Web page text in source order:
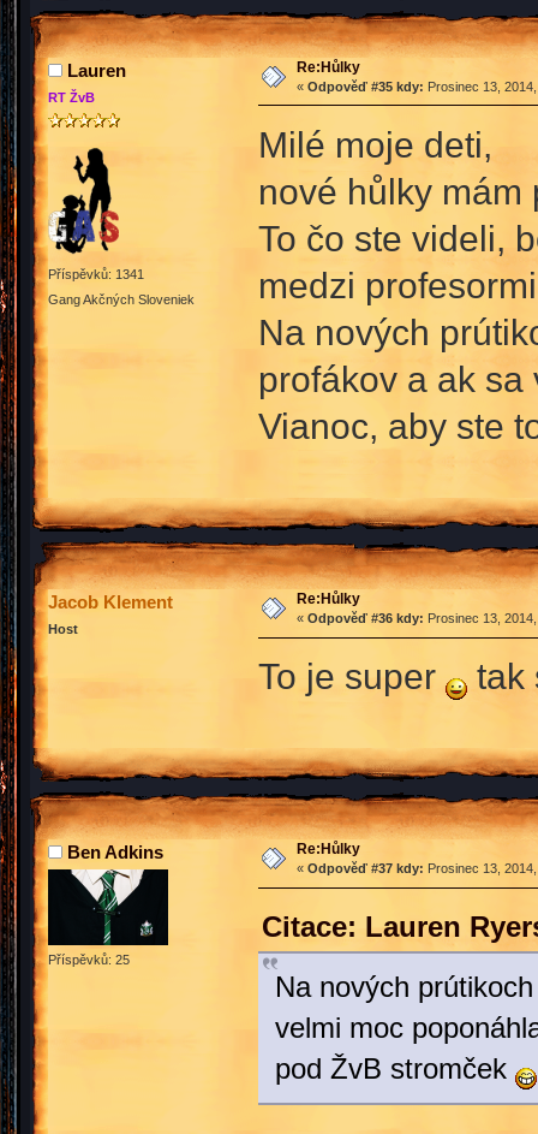
Lauren
RT ŽvB
Příspěvků: 1341
Gang Akčných Sloveniek
Re:Hůlky
« Odpověď #35 kdy: Prosinec 13,
Milé moje deti,
nové hůlky
To čo ste videli,
medzi
Na nových
profákov a ak
Vianoc, aby ste
Jacob Klement
Host
Re:Hůlky
« Odpověď #36 kdy: Prosinec 13,
To je super tak
Ben Adkins
Příspěvků: 25
Re:Hůlky
« Odpověď #37 kdy: Prosinec 13,
Citace: Lauren
Na nových
velmi moc
pod ŽvB stromček